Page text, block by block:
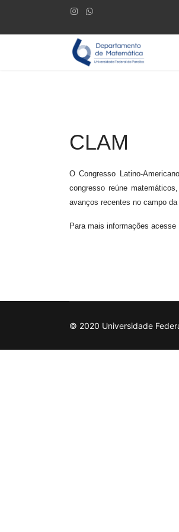
CLAM
O Congresso Latino-
congresso reúne
avanços recentes no campo
Para mais informações acesse
© 2020 Universidade